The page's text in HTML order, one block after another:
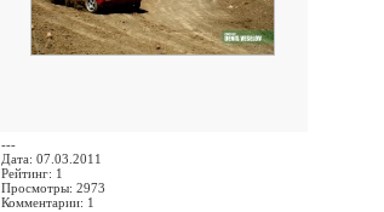
---
Дата: 07.03.2011
Рейтинг: 1
Просмотры: 2973
Комментарии: 1